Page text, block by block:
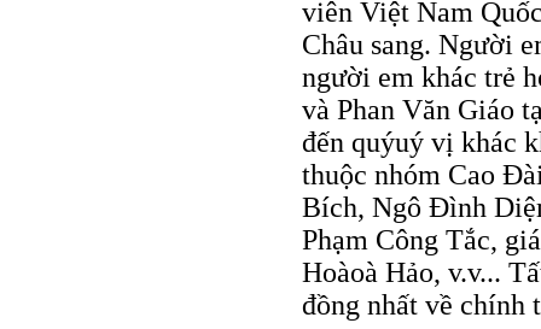
viên Việt Nam
Châu sang. Người
người em khác trẻ
và Phan Văn Giáo
đến quýuý vị khác
thuộc nhóm Cao
Bích, Ngô Đình
Phạm Công Tắc,
Hoàoà Hảo, v.v...
đồng nhất về chính